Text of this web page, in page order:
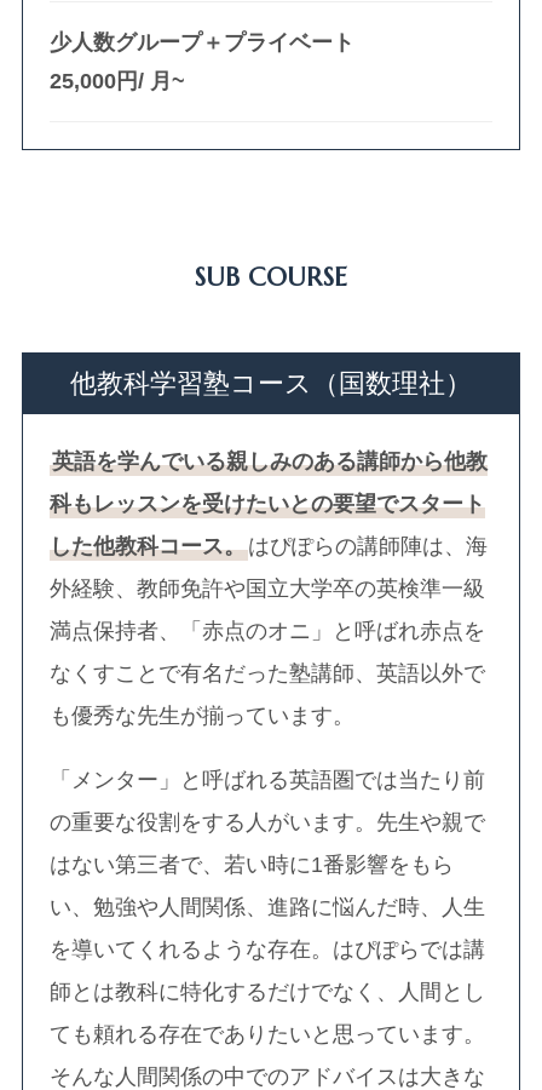
少人数グループ＋プライベート
25,000円/ 月~
SUB COURSE
他教科学習塾コース（国数理社）
英語を学んでいる親しみのある講師から他教
科もレッスンを受けたいとの要望でスタート
した他教科コース。はぴぽらの講師陣は、海
外経験、教師免許や国立大学卒の英検準一級
満点保持者、「赤点のオニ」と呼ばれ赤点を
なくすことで有名だった塾講師、英語以外で
も優秀な先生が揃っています。
「メンター」と呼ばれる英語圏では当たり前
の重要な役割をする人がいます。先生や親で
はない第三者で、若い時に1番影響をもら
い、勉強や人間関係、進路に悩んだ時、人生
を導いてくれるような存在。はぴぽらでは講
師とは教科に特化するだけでなく、人間とし
ても頼れる存在でありたいと思っています。
そんな人間関係の中でのアドバイスは大きな